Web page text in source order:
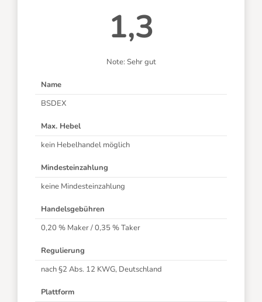
1,3
Note: Sehr gut
Name
BSDEX
Max. Hebel
kein Hebelhandel möglich
Mindesteinzahlung
keine Mindesteinzahlung
Handelsgebühren
0,20 % Maker / 0,35 % Taker
Regulierung
nach §2 Abs. 12 KWG, Deutschland
Plattform